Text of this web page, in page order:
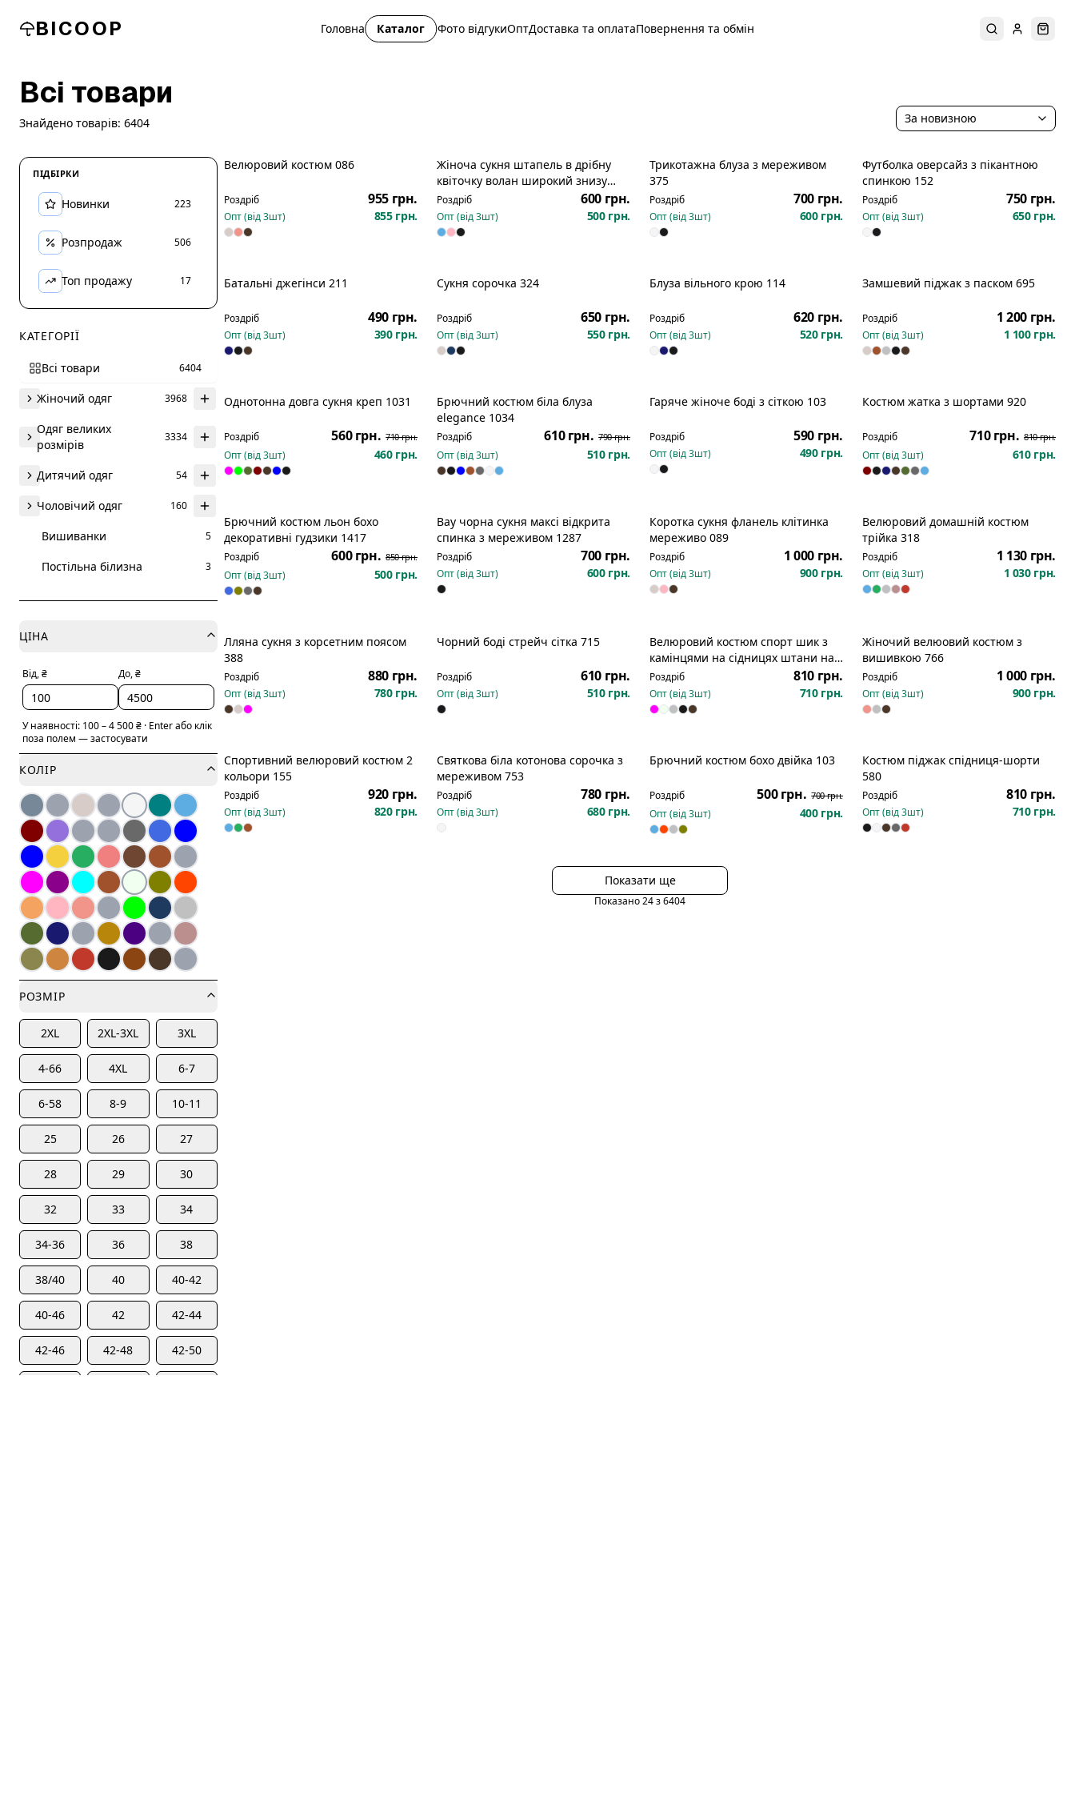
BICOOP Головна Каталог Фото відгукиОптДоставка та оплатаПовернення та обмін ПошукУвійти
Всі товари
Знайдено товарів: 6404 За новизною
ПІДБІРКИ
Новинки 223
Розпродаж 506
Топ продажу 17
КАТЕГОРІЇ
Всі товари 6404
Жіночий одяг 3968
Одяг великих
розмірів
3334
Дитячий одяг 54
Чоловічий одяг 160
Вишиванки 5
Постільна білизна 3
ЦІНА
Від, ₴ До, ₴
У наявності: 100–4 500₴ · Enter або клік
поза полем — застосувати
КОЛІР
РОЗМІР
2XL 2XL-3XL 3XL
4-66 4XL 6-7
6-58 8-9 10-11
25 26 27
28 29 30
32 33 34
34-36 36 38
38/40 40 40-42
40-46 42 42-44
42-46 42-48 42-50
Велюровий костюм 086
Роздріб 955 грн.
Опт (від3шт) 855 грн.
Жіноча сукня штапель в дрібну
квіточку волан широкий знизу
короткий рукав 351
Роздріб 600 грн.
Опт (від3шт) 500 грн.
Трикотажна блуза з мереживом
375
Роздріб 700 грн.
Опт (від3шт) 600 грн.
Футболка оверсайз з пікантною
спинкою 152
Роздріб 750 грн.
Опт (від3шт) 650 грн.
Батальні джегінси 211
Роздріб 490 грн.
Опт (від3шт) 390 грн.
Сукня сорочка 324
Роздріб 650 грн.
Опт (від3шт) 550 грн.
Блуза вільного крою 114
Роздріб 620 грн.
Опт (від3шт) 520 грн.
Замшевий піджак з паском 695
Роздріб 1 200 грн.
Опт (від3шт) 1 100 грн.
Розпродаж
Однотонна довга сукня креп 1031
Роздріб 560 грн. 710 грн.
Опт (від3шт) 460 грн.
Розпродаж
Брючний костюм біла блуза
elegance 1034
Роздріб 610 грн. 790 грн.
Опт (від3шт) 510 грн.
Гаряче жіноче боді з сіткою 103
Роздріб 590 грн.
Опт (від3шт) 490 грн.
Костюм жатка з шортами 920
Роздріб 710 грн. 810 грн.
Опт (від3шт) 610 грн.
Розпродаж
Брючний костюм льон бохо
декоративні гудзики 1417
Роздріб 600 грн. 850 грн.
Опт (від3шт) 500 грн.
Вау чорна сукня максі відкрита
спинка з мереживом 1287
Роздріб 700 грн.
Опт (від3шт) 600 грн.
Коротка сукня фланель клітинка
мереживо 089
Роздріб 1 000 грн.
Опт (від3шт) 900 грн.
Велюровий домашній костюм
трійка 318
Роздріб 1 130 грн.
Опт (від3шт) 1 030 грн.
Лляна сукня з корсетним поясом
388
Роздріб 880 грн.
Опт (від3шт) 780 грн.
Чорний боді стрейч сітка 715
Роздріб 610 грн.
Опт (від3шт) 510 грн.
Велюровий костюм спорт шик з
камінцями на сідницях штани на
фіксаторах 292
Роздріб 810 грн.
Опт (від3шт) 710 грн.
Жіночий велюовий костюм з
вишивкою 766
Роздріб 1 000 грн.
Опт (від3шт) 900 грн.
Спортивний велюровий костюм 2
кольори 155
Роздріб 920 грн.
Опт (від3шт) 820 грн.
Святкова біла котонова сорочка з
мереживом 753
Роздріб 780 грн.
Опт (від3шт) 680 грн.
Розпродаж
Брючний костюм бохо двійка 103
Роздріб 500 грн. 700 грн.
Опт (від3шт) 400 грн.
Костюм піджак спідниця-шорти
580
Роздріб 810 грн.
Опт (від3шт) 710 грн.
Показати ще
Показано24з6404